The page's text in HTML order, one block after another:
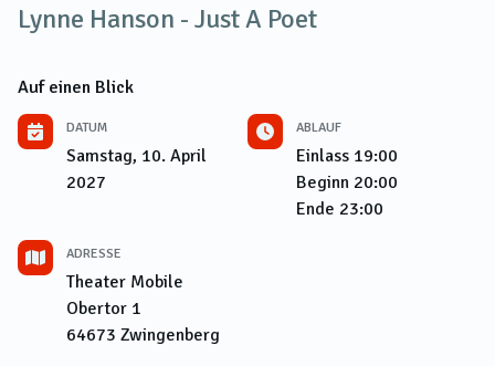
Lynne Hanson - Just A Poet
Auf einen Blick
DATUM
Samstag, 10. April
2027
ABLAUF
Einlass 19:00
Beginn 20:00
Ende 23:00
ADRESSE
Theater Mobile
Obertor 1
64673 Zwingenberg